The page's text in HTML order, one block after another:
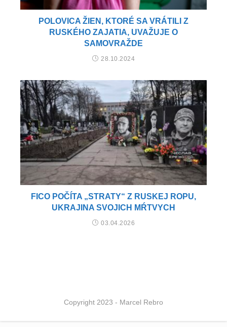
POLOVICA ŽIEN, KTORÉ SA VRÁTILI Z
RUSKÉHO ZAJATIA, UVAŽUJE O
SAMOVRAŽDE
28.10.2024
FICO POČÍTA „STRATY“ Z RUSKEJ ROPU,
UKRAJINA SVOJICH MŔTVYCH
03.04.2026
Copyright 2023 - Marcel Rebro